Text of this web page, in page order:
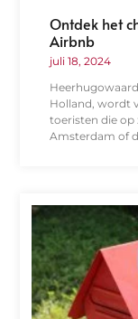
Ontdek het
Airbnb
juli 18, 2024
Holland, wordt
toeristen die op
Amsterdam of